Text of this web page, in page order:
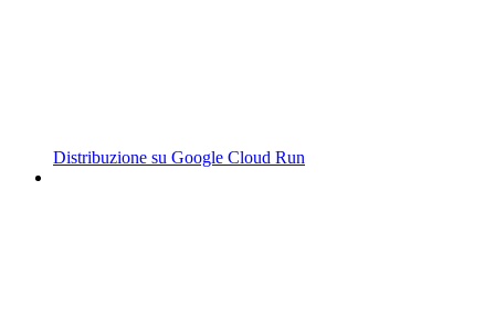
Distribuzione su Google Cloud Run